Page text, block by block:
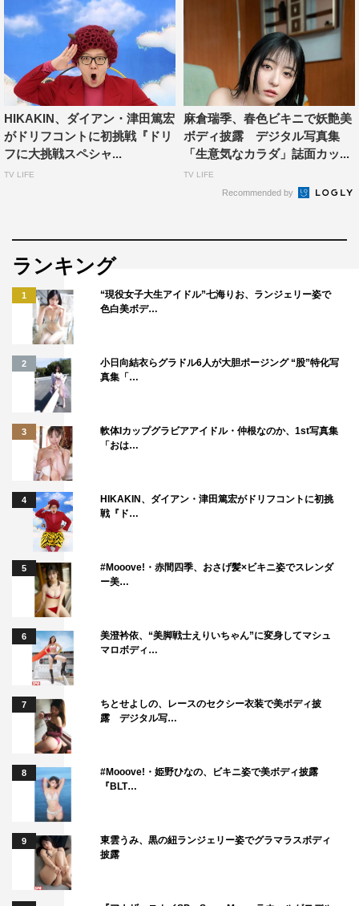
HIKAKIN、ダイアン・津田篤宏
がドリフコントに初挑戦『ドリ
フに大挑戦スペシャ...
TV LIFE
麻倉瑞季、春色ビキニで妖艶美
ボディ披露 デジタル写真集
「生意気なカラダ」誌面カッ...
TV LIFE
Recommended by
ランキング
1
“現役女子大生アイドル”七海りお、ランジェリー姿で
色白美ボデ…
2
小日向結衣らグラドル6人が大胆ポージング “股”特化写
真集「…
3
軟体Iカップグラビアアイドル・仲根なのか、1st写真集
「おは…
4
HIKAKIN、ダイアン・津田篤宏がドリフコントに初挑
戦『ド…
5
#Mooove!・赤間四季、おさげ髪×ビキニ姿でスレンダ
ー美…
6
美澄衿依、“美脚戦士えりいちゃん”に変身してマシュ
マロボディ…
7
ちとせよしの、レースのセクシー衣装で美ボディ披
露 デジタル写…
8
#Mooove!・姫野ひなの、ビキニ姿で美ボディ披露
『BLT…
9
東雲うみ、黒の紐ランジェリー姿でグラマラスボディ
披露